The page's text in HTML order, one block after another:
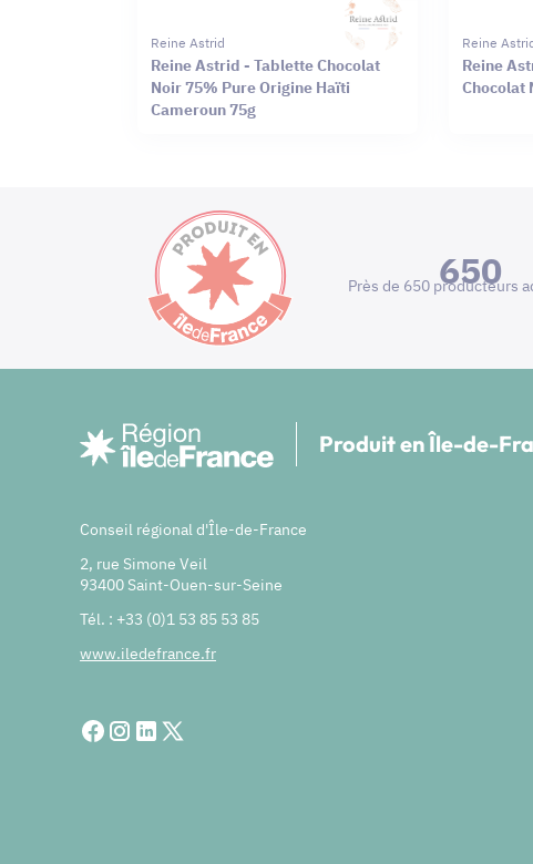
Reine Astrid
Reine Astrid - Tablette Chocolat
Noir 75% Pure Origine Haïti
Cameroun 75g
Reine
Reine
Chocolat
650
Près de 650 producteurs
Produit en Île-de-
Conseil régional d'Île-de-France
2, rue Simone Veil
93400 Saint-Ouen-sur-Seine
Tél. : +33 (0)1 53 85 53 85
www.iledefrance.fr